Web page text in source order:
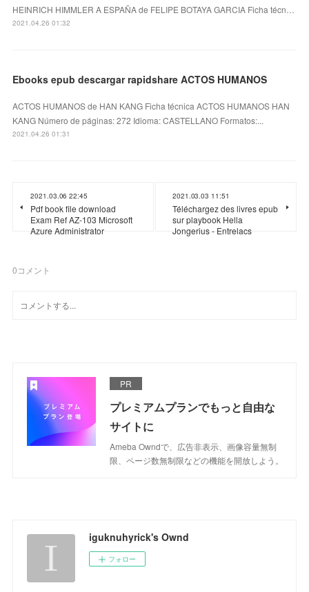
HEINRICH HIMMLER A ESPAÑA de FELIPE BOTAYA GARCIA Ficha técn…
2021.04.26 01:32
Ebooks epub descargar rapidshare ACTOS HUMANOS
ACTOS HUMANOS de HAN KANG Ficha técnica ACTOS HUMANOS HAN
KANG Número de páginas: 272 Idioma: CASTELLANO Formatos:...
2021.04.26 01:31
2021.03.06 22:45
Pdf book file download
Exam Ref AZ-103 Microsoft
Azure Administrator
2021.03.03 11:51
Téléchargez des livres epub
sur playbook Hella
Jongerius - Entrelacs
0コメント
PR
プレミアムプランでもっと自由な
サイトに
Ameba Owndで、広告非表示、画像容量無制
限、ページ数無制限などの機能を開放しよう。
iguknuhyrick's Ownd
フォロー